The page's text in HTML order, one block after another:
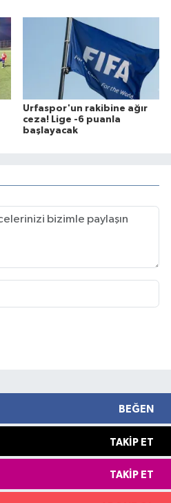
Urfaspor'un rakibine ağır
ceza! Lige -6 puanla
başlayacak
BEĞEN
TAKIP ET
TAKIP ET